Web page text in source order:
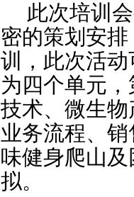
此次培训
密的策划安
训，此次活
为四个单元
技术、微生
业务流程、
味健身爬山
拟。